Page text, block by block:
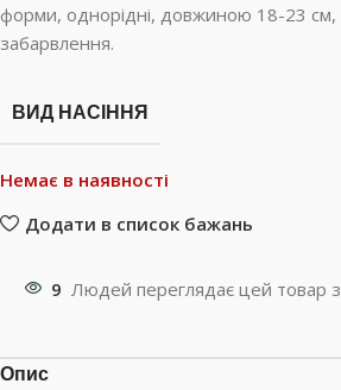
форми, однорідні, довжиною 18-23
забарвлення.
ВИД НАСІННЯ
Немає в наявності
Додати в список бажань
9 Людей переглядає цей товар
Опис